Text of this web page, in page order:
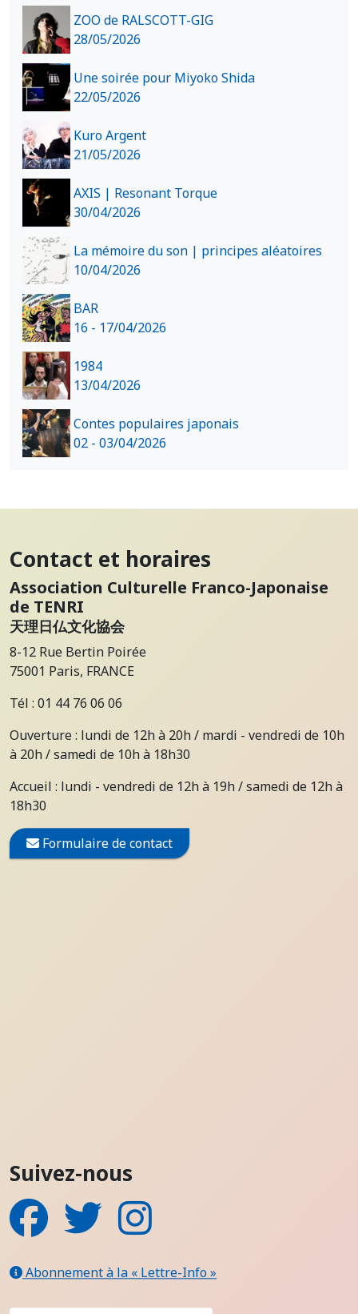
ZOO de RALSCOTT-GIG
28/05/2026
Une soirée pour Miyoko Shida
22/05/2026
Kuro Argent
21/05/2026
AXIS | Resonant Torque
30/04/2026
La mémoire du son | principes aléatoires
10/04/2026
BAR
16 - 17/04/2026
1984
13/04/2026
Contes populaires japonais
02 - 03/04/2026
Contact et horaires
Association Culturelle Franco-Japonaise
de TENRI
天理日仏文化協会
8-12 Rue Bertin Poirée
75001 Paris, FRANCE
Tél : 01 44 76 06 06
Ouverture : lundi de 12h à 20h / mardi - vendredi de 10h
à 20h / samedi de 10h à 18h30
Accueil : lundi - vendredi de 12h à 19h / samedi de 12h à
18h30
Formulaire de contact
Suivez-nous
FacebookTwitter Instagram
Abonnement à la « Lettre-Info »